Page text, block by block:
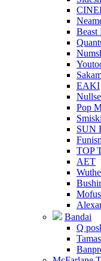
Beast
EAKI
Pop
Smiski
SUN
TOP
AET
Bandai
Q